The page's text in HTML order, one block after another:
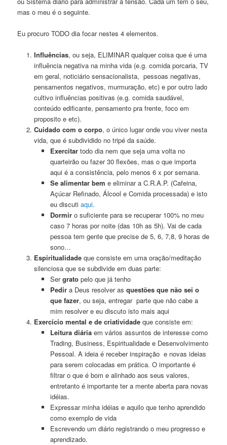
mas o meu é o seguinte.
Eu procuro TODO dia focar nestes 4 elementos.
Influências, ou seja, ELIMINAR qualquer coisa que é uma
influência negativa na minha vida (e.g. comida porcaria, TV
em geral, noticiário sensacionalista, pessoas negativas,
pensamentos negativos, murmuração, etc) e por outro lado
cultivo influências positivas (e.g. comida saudável,
conteúdo edificante, pensamento pra frente, foco em
proposito e etc).
Cuidado com o corpo, o único lugar onde vou viver nesta
vida, que é subdividido no tripé da saúde.
Exercitar todo dia nem que seja uma volta no
quarteirão ou fazer 30 flexões, mas o que importa
aqui é a consistência, pelo menos 6 x por semana.
Se alimentar bem e eliminar a C.R.A.P. (Cafeina,
Açúcar Refinado, Álcool e Comida processada) e isto
eu discutiaqui.
Dormir o suficiente para se recuperar 100% no meu
caso 7 horas por noite (das 10h as 5h). Vai de cada
pessoa tem gente que precise de 5, 6, 7,8, 9 horas de
sono…
Espiritualidadeque consiste em uma oração/meditação
silenciosa que se subdivide em duas parte:
Sergrato pelo que já tenho
Pedir a Deus resolver as questões que não sei o
que fazer, ou seja, entregar parte que não cabe a
mim resolver e eu discuto isto mais aqui
Exercício mental e de criatividadeque consiste em:
Leitura diária em vários assuntos de interesse como
Trading, Business, Espiritualidade e Desenvolvimento
Pessoal. A ideia é receber inspiração e novas ideias
para serem colocadas em prática. O importante é
filtrar o que é bom e alinhado aos seus valores,
entretanto é importante ter a mente aberta para novas
idéias.
Expressar minha idéias e aquilo que tenho aprendido
como exemplo de vida
Escrevendo um diário registrando o meu progresso e
aprendizado.